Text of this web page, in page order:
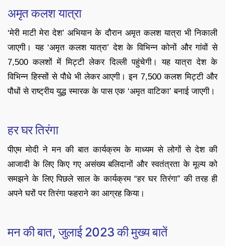
अमृत कलश यात्रा
‘मेरी माटी मेरा देश’ अभियान के दौरान अमृत कलश यात्रा भी निकाली
जाएगी। यह ‘अमृत कलश यात्रा’ देश के विभिन्न कोनों और गांवों से
7,500 कलशों में मिट्टी लेकर दिल्ली पहुंचेगी। यह यात्रा देश के
विभिन्न हिस्सों से पौधे भी लेकर आएगी। इन 7,500 कलश मिट्टी और
पौधों से राष्ट्रीय युद्ध स्मारक के पास एक ‘अमृत वाटिका’ बनाई जाएगी।
हर घर तिरंगा
पीएम मोदी ने मन की बात कार्यक्रम के माध्यम से लोगों से देश की
आजादी के लिए किए गए असंख्य बलिदानों और स्वतंत्रता के मूल्य को
समझने के लिए पिछले साल के कार्यक्रम “हर घर तिरंगा” की तरह ही
अपने घरों पर तिरंगा फहराने का आग्रह किया।
मन की बात, जुलाई 2023 की मुख्य बातें